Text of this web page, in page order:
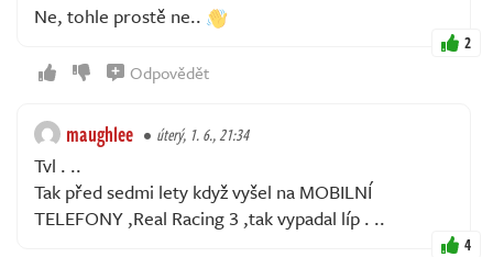
Ne, tohle prostě ne..
2
Odpovědět
maughlee úterý, 1. 6., 21:34
Tvl . ..
Tak před sedmi lety když vyšel na MOBILNÍ
TELEFONY ,Real Racing 3 ,tak vypadal líp . ..
4